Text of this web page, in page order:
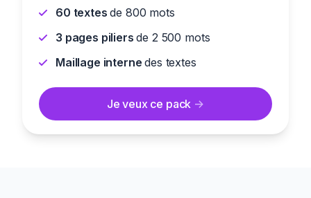
60 textesde 800 mots
3 pages piliersde 2 500 mots
Maillage internedes textes
Je veux ce pack ->